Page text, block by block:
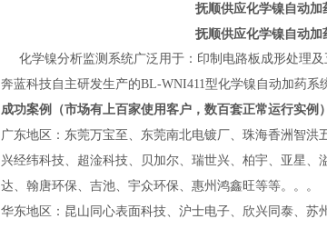
抚顺供应化学镍自动加
抚顺供应化学镍自动加
化学镍分析监测系统广泛用于 ： 印制电路板成形处理及
奔蓝科技自主研发生产的BL-WNI411型化学镍自动加药系
成功案例（市场有上百家使用客户，数百套正常运行实例
广东地区：东莞万宝至、东莞南北电镀厂、珠海香洲智洪
兴经纬科技、超淦科技、贝加尔、瑞世兴、柏宇、亚星
达、翰唐环保、吉池、宇众环保、惠州鸿鑫旺等等。。。
华东地区：昆山同心表面科技、沪士电子、欣兴同泰、